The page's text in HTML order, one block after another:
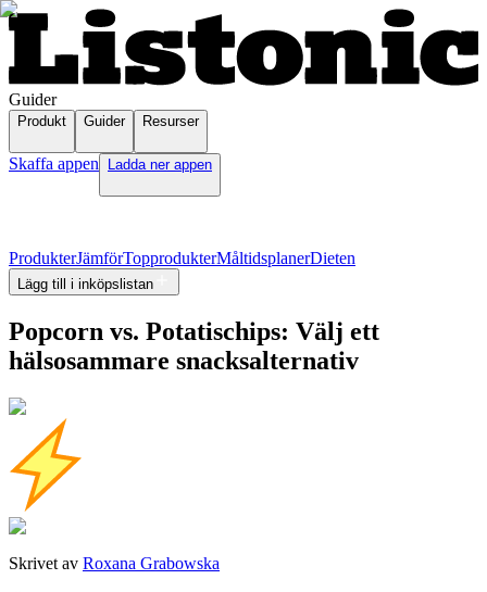
Guider
Produkt Guider Resurser
Skaffa appen Ladda ner appen
ProdukterJämförTopprodukterMåltidsplanerDieten
Lägg till i inköpslistan
Popcorn vs. Potatischips: Välj ett
hälsosammare snacksalternativ
Skrivet av Roxana Grabowska